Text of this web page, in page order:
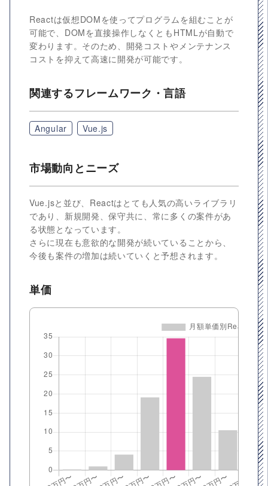
Reactは仮想DOMを使ってプログラムを組むことが
可能で、DOMを直接操作しなくともHTMLが自動で
変わります。そのため、開発コストやメンテナンス
コストを抑えて高速に開発が可能です。
関連するフレームワーク・言語
Angular Vue.js
市場動向とニーズ
Vue.jsと並び、Reactはとても人気の高いライブラリ
であり、新規開発、保守共に、常に多くの案件があ
る状態となっています。
さらに現在も意欲的な開発が続いていることから、
今後も案件の増加は続いていくと予想されます。
単価